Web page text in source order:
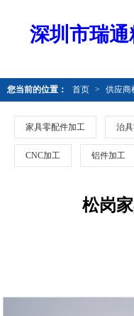
深圳市瑞
您当前的位置： 首页 > 供应商
家具零配件加工 治
CNC加工 铝件加工
松岗